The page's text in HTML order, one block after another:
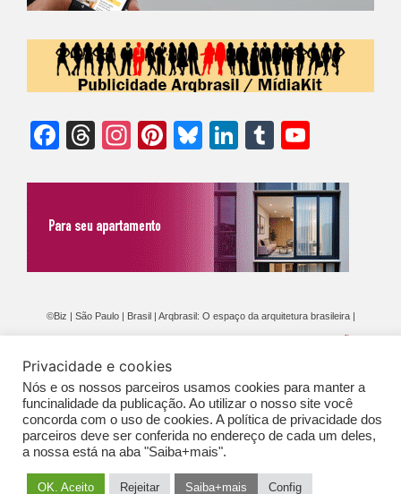
Facebook
Threads
Instagram
Pinterest
Bluesky
LinkedIn
Tumblr
©Biz | São Paulo | Brasil | Arqbrasil: O espaço da arquitetura brasileira |
GERAIS DE PUBLICAÇÃO (CGP
Privacidade e cookies
Nós e os nossos parceiros usamos cookies para manter a
funcinalidade da publicação. Ao utilizar o nosso site você
concorda com o uso de cookies. A política de privacidade dos
parceiros deve ser conferida no endereço de cada um deles,
a nossa está na aba "Saiba+mais".
OK. Aceito Rejeitar Saiba+mais Config